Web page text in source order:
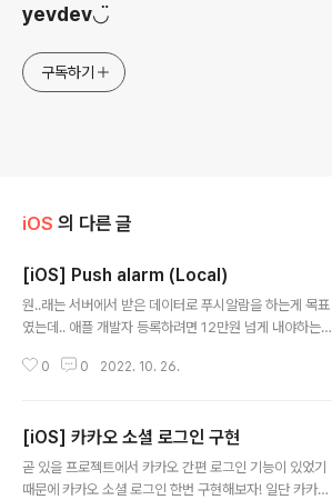
yevdev◡̈
구독하기
iOS 의 다른 글
[iOS] Push alarm (Local)
원..래는 서버에서 받은 데이터로 푸시알람을 하는게 목표
였는데.. 애플 개발자 등록하려면 12만원 넘게 내야하는거
고 결제하려고..^6^ 아쉬운대로 일단 앱안에서의 푸시알림
권한 요청하는 메소드 구현 4️⃣ 푸시 알림 전송 메소드 구현
5️⃣ Delegate 설정 1️⃣ Storyboard 구성 2️⃣ UNUser
NotificationCenter 싱글톤 객체 📌 UNUserNotificat
0 0 2022. 10. 26.
[iOS] 카카오 소셜 로그인 구현
곧 있을 프로젝트에서 카카오 간편 로그인 기능이 있었기
때문에 카카오 소셜 로그인 한번 구현해보자! 일단 카카오